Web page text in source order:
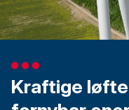
Kraftige